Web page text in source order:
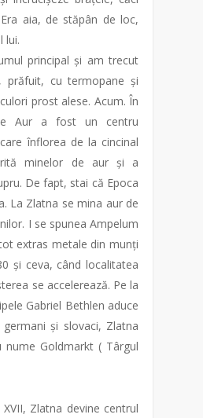
aia, de stăpân de loc,
lui.
principal și am trecut
prăfuit, cu termopane și
prost alese. Acum. În
Aur a fost un centru
înflorea de la cincinal
minelor de aur și a
De fapt, stai că Epoca
La Zlatna se mina aur de
I se spunea Ampelum
extras metale din munți
și ceva, când localitatea
se accelerează. Pe la
Gabriel Bethlen aduce
și slovaci, Zlatna
nume Goldmarkt ( Târgul
Zlatna devine centrul